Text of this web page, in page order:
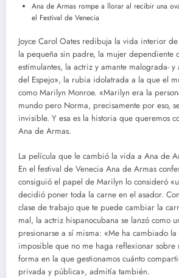
Ana de Armas rompe a llorar al recibir una
el Festival de Venecia
Joyce Carol Oates redibuja la vida interior
la pequeña sin padre, la mujer dependiente
estimulantes, la actriz y amante malograda-
del Espejo», la rubia idolatrada a la que el
como Marilyn Monroe. «Marilyn era la
mundo pero Norma, precisamente por eso,
invisible. Y esa es la historia que queremos
Ana de Armas.
La película que le cambió la vida a Ana de
En el festival de Venecia Ana de Armas
consiguió el papel de Marilyn lo consideró
decidió poner toda la carne en el asador.
clase de trabajo que te puede cambiar la
mal, la actriz hispanocubana se lanzó como
presionarse a sí misma: «Me ha cambiado
imposible que no me haga reflexionar
forma en la que gestionamos cuánto
privada y pública», admitía también.